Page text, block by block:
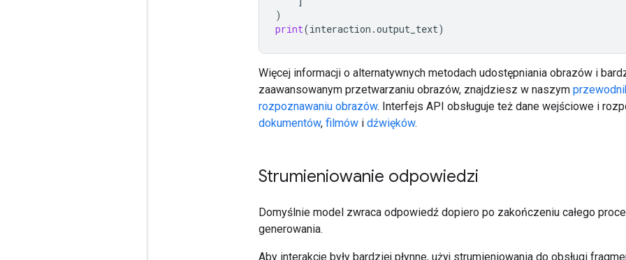
)
print(interaction .output_text)
Więcej informacji o alternatywnych metodach udostępniania obrazów i
zaawansowanym przetwarzaniu obrazów, znajdziesz w naszym
rozpoznawaniu obrazów. Interfejs API obsługuje też dane wejściowe i
dokumentów, filmów i dźwięków.
Strumieniowanie odpowiedzi
Domyślnie model zwraca odpowiedź dopiero po zakończeniu całego
generowania.
Aby interakcje były bardziej płynne, użyj strumieniowania do obsługi